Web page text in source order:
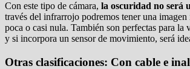
Con este tipo de cámara, la oscuridad no será
través del infrarrojo podremos tener una
poca o casi nula. También son perfectas para la
y si incorpora un sensor de movimiento, será
Otras clasificaciones: Con cable e